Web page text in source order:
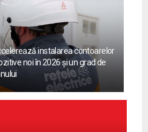
instalarea contoarelor
noi în 2026 și un grad de